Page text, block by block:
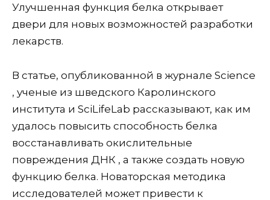
Улучшенная функция белка открывает
двери для новых возможностей разработки
лекарств.
В статье, опубликованной в журнале Science
, ученые из шведского Каролинского
института и SciLifeLab рассказывают, как им
удалось повысить способность белка
восстанавливать окислительные
повреждения ДНК , а также создать новую
функцию белка. Новаторская методика
исследователей может привести к